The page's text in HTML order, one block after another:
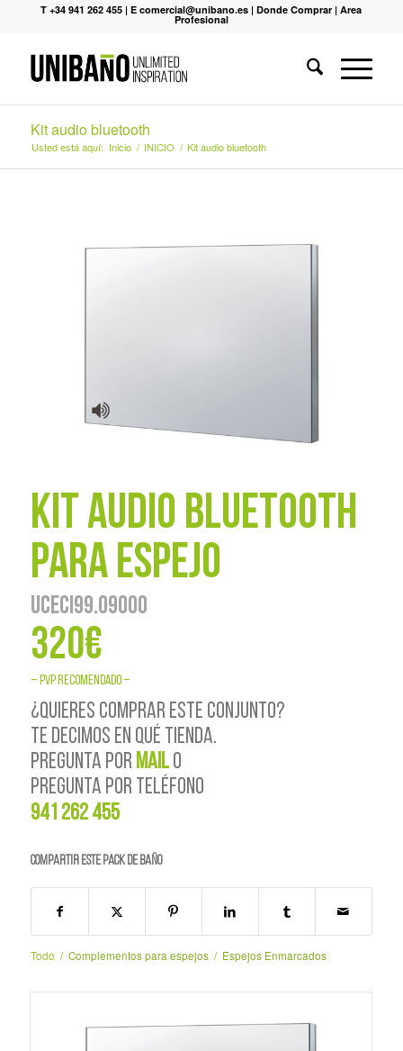
T +34 941 262 455 |E comercial@unibano.es |Donde Comprar |Area
Profesional
Kit audio bluetooth
Usted está aquí: Inicio / INICIO / Kit audio bluetooth
Kit audio bluetooth
para espejo
UCECI99.09000
320€
– PVP RECOMENDADO –
¿QUIERES COMPRAR ESTE CONJUNTO?
TE DECIMOS EN QUÉ TIENDA.
PREGUNTA POR MAIL o
PREGUNTA POR TELÉFONO
941 262 455
Compartir este PACK de BAÑO
Todo / Complementos para espejos / Espejos Enmarcados